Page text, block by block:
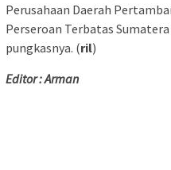
Perusahaan Daerah
Perseroan Terbatas
pungkasnya. (ril)
Editor : Arman